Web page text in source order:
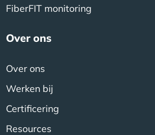
FiberFIT monitoring
Over ons
Over ons
Werken bij
Certificering
Resources